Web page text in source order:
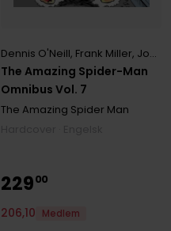
The Amazing Spider-Man
Omnibus Vol. 7
Dennis O'Neill, Frank Miller, John Romita
The Amazing Spider Man
22900
206,10 Medlem